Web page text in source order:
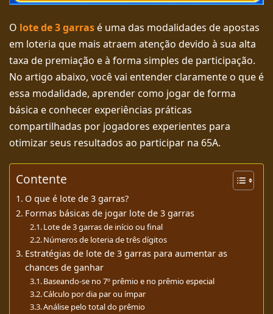
O lote de 3 garrasé uma das modalidades de apostas
em loteria que mais atraem atenção devido à sua alta
taxa de premiação e à forma simples de participação.
No artigo abaixo, você vai entender claramente o que é
essa modalidade, aprender como jogar de forma
básica e conhecer experiências práticas
compartilhadas por jogadores experientes para
otimizar seus resultados ao participar na 65A.
Contente
O que é lote de 3 garras?
Formas básicas de jogar lote de 3 garras
Lote de 3 garras de início ou final
Números de loteria de três dígitos
Estratégias de lote de 3 garras para aumentar as
chances de ganhar
Baseando-se no 7º prêmio e no prêmio especial
Cálculo por dia par ou ímpar
Análise pelo total do prêmio